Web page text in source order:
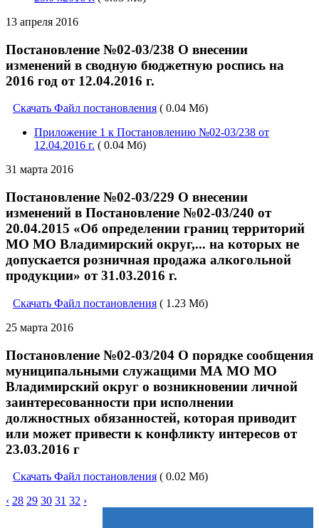
13 апреля 2016
Постановление №02-03/238 О внесении
изменений в сводную бюджетную роспись на
2016 год от 12.04.2016 г.
Скачать Файл постановления ( 0.04 Мб)
Приложение 1 к Постановлению №02-03/238 от
12.04.2016 г. ( 0.04 Мб)
31 марта 2016
Постановление №02-03/229 О внесении
изменений в Постановление №02-03/240 от
20.04.2015 «Об определении границ территорий
МО МО Владимирский округ,... на которых не
допускается розничная продажа алкогольной
продукции» от 31.03.2016 г.
Скачать Файл постановления ( 1.23 Мб)
25 марта 2016
Постановление №02-03/204 О порядке сообщения
муниципальными служащими МА МО МО
Владимирский округ о возникновении личной
заинтересованности при исполнении
должностных обязанностей, которая приводит
или может привести к конфликту интересов от
23.03.2016 г
Скачать Файл постановления ( 0.02 Мб)
‹ 28 29 30 31 32 ›